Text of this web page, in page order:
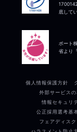
底して
ポート
省より
個人情報保護方針
外部サービス
情報セキュリ
公正採用選考基
フェアディス